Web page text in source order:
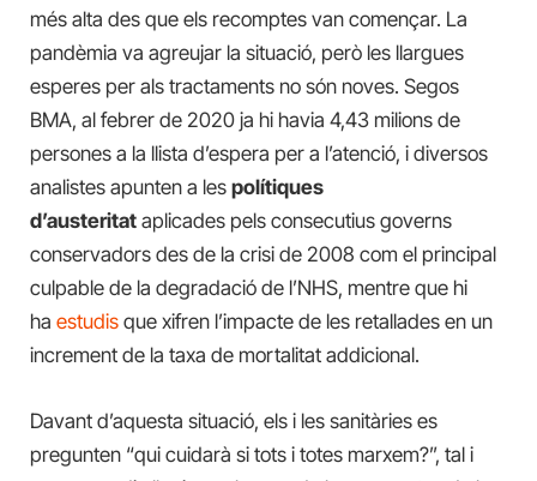
més alta des que els recomptes van començar. La
pandèmia va agreujar la situació, però les llargues
esperes per als tractaments no són noves. Segos
BMA, al febrer de 2020 ja hi havia 4,43 milions de
persones a la llista d’espera per a l’atenció, i diversos
analistes apunten a les polítiques
d’austeritat aplicades pels consecutius governs
conservadors des de la crisi de 2008 com el principal
culpable de la degradació de l’NHS, mentre que hi
ha estudis que xifren l’impacte de les retallades en un
increment de la taxa de mortalitat addicional.
Davant d’aquesta situació, els i les sanitàries es
pregunten “qui cuidarà si tots i totes marxem?”, tal i